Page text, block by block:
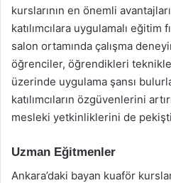
kurslarının en önemli
katılımcılara uygulamalı
salon ortamında çalışma
öğrenciler, öğrendikleri
üzerinde uygulama şansı
katılımcıların özgüvenlerini
mesleki yetkinliklerini de
Uzman Eğitmenler
Ankara’daki bayan kuaför